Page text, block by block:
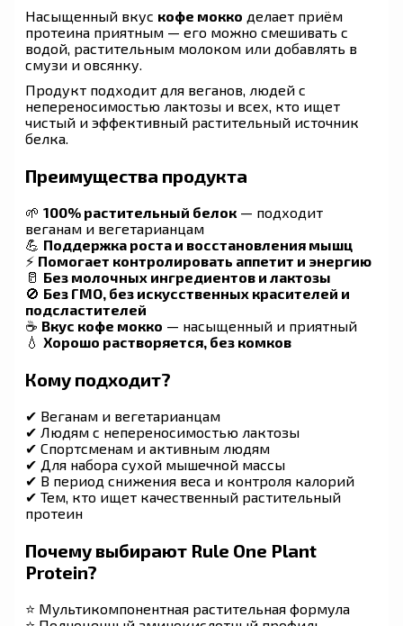
Насыщенный вкус кофе мокко делает приём
протеина приятным — его можно смешивать с
водой, растительным молоком или добавлять в
смузи и овсянку.
Продукт подходит для веганов, людей с
непереносимостью лактозы и всех, кто ищет
чистый и эффективный растительный источник
белка.
Преимущества продукта
🌱 100% растительный белок — подходит
веганам и вегетарианцам
💪 Поддержка роста и восстановления мышц
⚡ Помогает контролировать аппетит и энергию
🥛 Без молочных ингредиентов и лактозы
🚫 Без ГМО, без искусственных красителей и
подсластителей
☕ Вкус кофе мокко — насыщенный и приятный
💧 Хорошо растворяется, без комков
Кому подходит?
✔ Веганам и вегетарианцам
✔ Людям с непереносимостью лактозы
✔ Спортсменам и активным людям
✔ Для набора сухой мышечной массы
✔ В период снижения веса и контроля калорий
✔ Тем, кто ищет качественный растительный
протеин
Почему выбирают Rule One Plant
Protein?
⭐ Мультикомпонентная растительная формула